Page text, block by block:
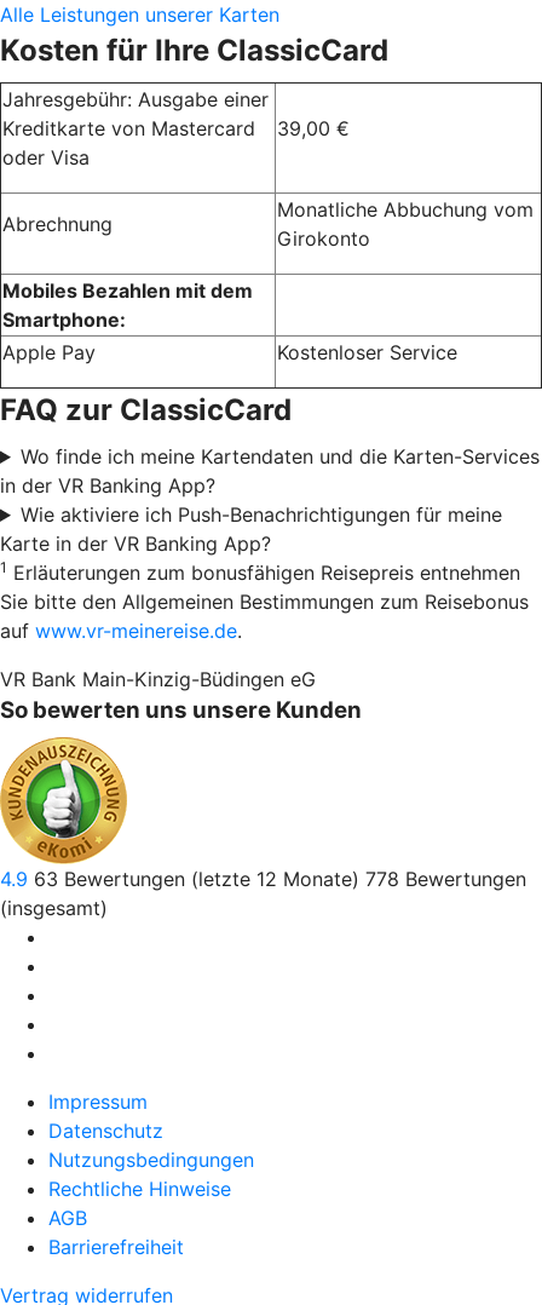
Alle Leistungen unserer Karten
Kosten für Ihre ClassicCard
Jahresgebühr: Ausgabe einer
Kreditkarte von Mastercard
oder Visa
39,00 €
Abrechnung
Monatliche Abbuchung vom
Girokonto
Mobiles Bezahlen mit dem
Smartphone:
Apple Pay
Kostenloser Service
FAQ zur ClassicCard
Wo finde ich meine Kartendaten und die Karten-Services
in der VR Banking App?
Wie aktiviere ich Push-Benachrichtigungen für meine
Karte in der VR Banking App?
1 Erläuterungen zum bonusfähigen Reisepreis entnehmen
Sie bitte den Allgemeinen Bestimmungen zum Reisebonus
auf www.vr-meinereise.de.
VR Bank Main-Kinzig-Büdingen eG
So bewerten uns unsere Kunden
4.9 63 Bewertungen (letzte 12 Monate) 778 Bewertungen
(insgesamt)
Impressum
Datenschutz
Nutzungsbedingungen
Rechtliche Hinweise
AGB
Barrierefreiheit
Vertrag widerrufen